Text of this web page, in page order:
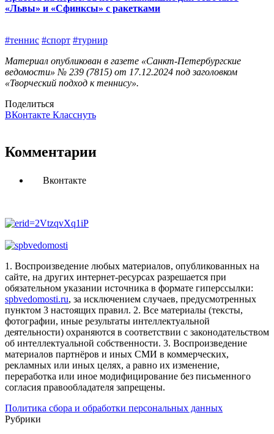
«Львы» и «Сфинксы» с ракетками
#теннис #спорт #турнир
Материал опубликован в газете «Санкт-Петербургские
ведомости» № 239 (7815) от 17.12.2024 под заголовком
«Творческий подход к теннису».
Поделиться
ВКонтакте Класснуть
Комментарии
Вконтакте
1. Воспроизведение любых материалов, опубликованных на
сайте, на других интернет-ресурсах разрешается при
обязательном указании источника в формате гиперссылки:
spbvedomosti.ru, за исключением случаев, предусмотренных
пунктом 3 настоящих правил. 2. Все материалы (тексты,
фотографии, иные результаты интеллектуальной
деятельности) охраняются в соответствии с законодательством
об интеллектуальной собственности. 3. Воспроизведение
материалов партнёров и иных СМИ в коммерческих,
рекламных или иных целях, а равно их изменение,
переработка или иное модифицирование без письменного
согласия правообладателя запрещены.
Политика сбора и обработки персональных данных
Рубрики